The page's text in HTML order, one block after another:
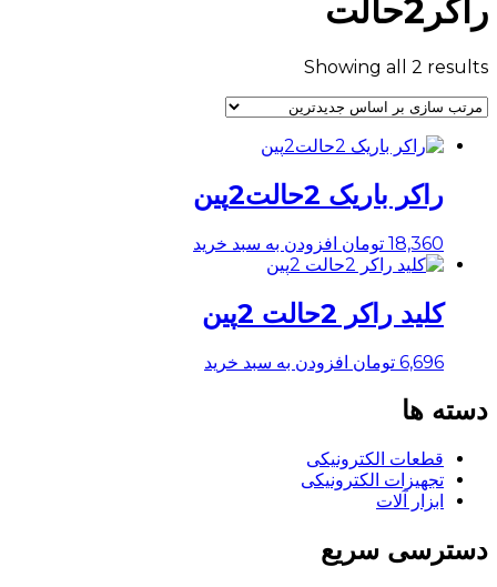
راکر2حالت
Showing all 2 results
Sorted
latest
راکر باریک 2حالت2پین
18,360 تومان افزودن به سبد خرید
کلید راکر 2حالت 2پین
6,696 تومان افزودن به سبد خرید
دسته ها
قطعات الکترونیکی
تجهیزات الکترونیکی
ابزار آلات
دسترسی سریع